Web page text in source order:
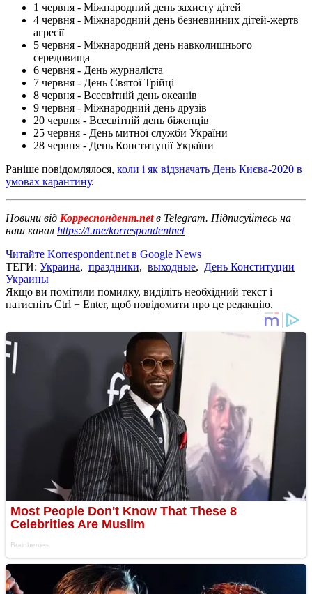
1 червня - Міжнародний день захисту дітей
4 червня - Міжнародний день безневинних дітей-жертв
агресії
5 червня - Міжнародний день навколишнього
середовища
6 червня - День журналіста
7 червня - День Святої Трійці
8 червня - Всесвітній день океанів
9 червня - Міжнародний день друзів
20 червня - Всесвітній день біженців
25 червня - День митної служби України
28 червня - День Конституції України
Раніше повідомлялося, коли і як відзначать День Києва-2020 в
умовах карантину.
Новини від Корреспондент.netв Telegram. Підписуйтесь на
наш канал https://t.me/korrespondentnet
Читайте Korrespondent.net в Google News
ТЕГИ: Украина, праздники, выходные, День Конституции
Украины
Якщо ви помітили помилку, виділіть необхідний текст і
натисніть Ctrl + Enter, щоб повідомити про це редакцію.